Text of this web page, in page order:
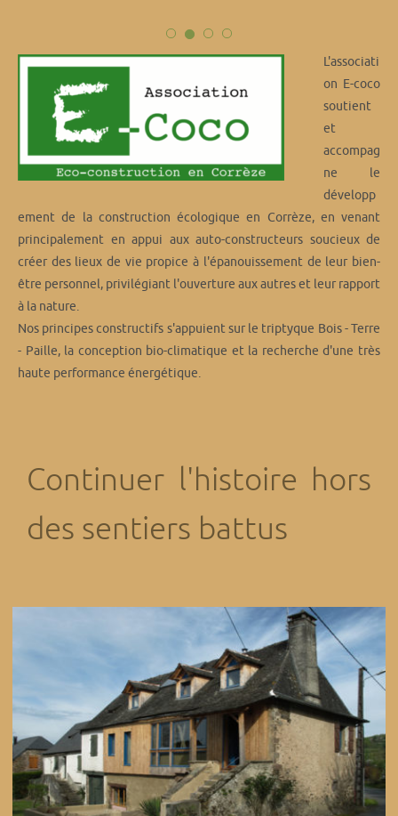
L'associati
on E-coco
soutient
et
accompag
ne le
développ
ement de la construction écologique en Corrèze, en venant
principalement en appui aux auto-constructeurs soucieux de
créer des lieux de vie propice à l'épanouissement de leur bien-
être personnel, privilégiant l'ouverture aux autres et leur rapport
à la nature.
Nos principes constructifs s'appuient sur le triptyque Bois - Terre
- Paille, la conception bio-climatique et la recherche d'une très
haute performance énergétique.
Continuer l'histoire hors
des sentiers battus